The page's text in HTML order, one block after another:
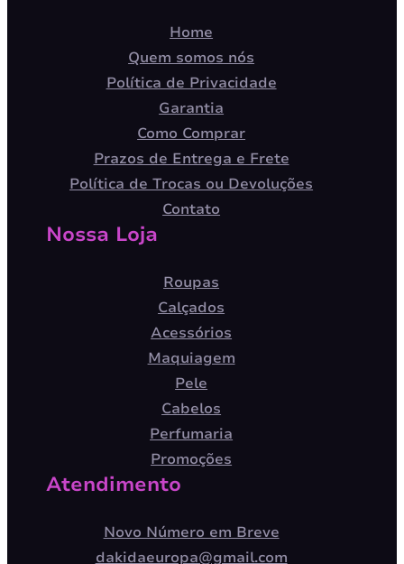
Home
Quem somos nós
Política de Privacidade
Garantia
Como Comprar
Prazos de Entrega e Frete
Política de Trocas ou Devoluções
Contato
Nossa Loja
Roupas
Calçados
Acessórios
Maquiagem
Pele
Cabelos
Perfumaria
Promoções
Atendimento
Novo Número em Breve
dakidaeuropa@gmail.com